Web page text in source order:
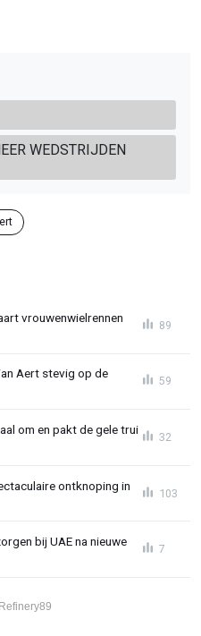
WEDSTRIJDEN
vrouwenwielrennen
89
Aert stevig op de
59
om en pakt de gele trui
32
ontknoping in
103
bij UAE na nieuwe
7